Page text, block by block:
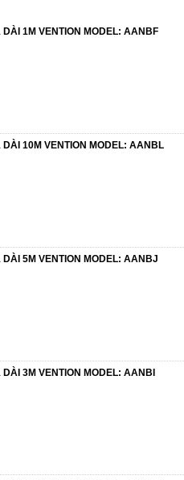
DÀI 1M VENTION MODEL: AANBF
DÀI 10M VENTION MODEL: AANBL
DÀI 5M VENTION MODEL: AANBJ
3M VENTION MODEL: AANBI